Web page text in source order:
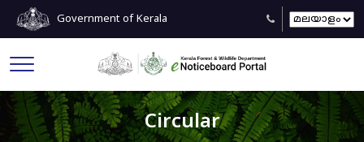
Government of Kerala
Circular